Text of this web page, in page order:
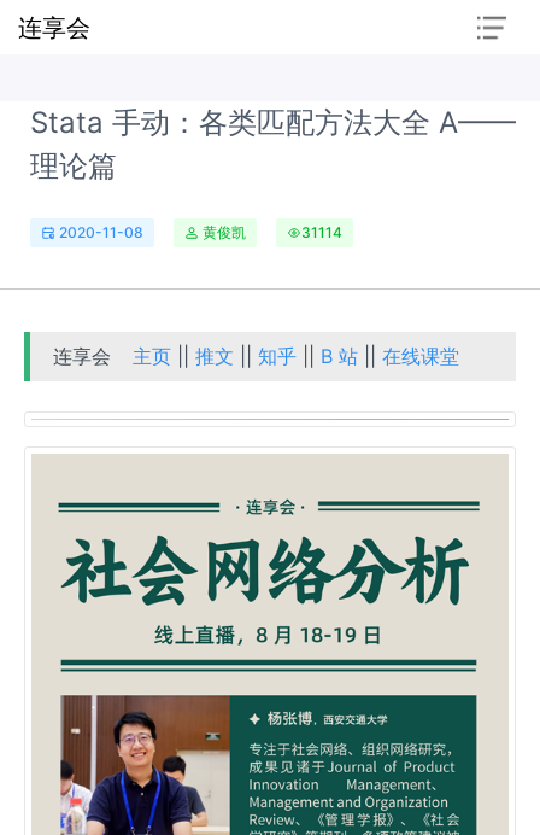
连享会
Stata 手动：各类匹配方法大全 A——
理论篇
2020-11-08 黄俊凯 31114
连享会 主页 ||推文 ||知乎 B 站 ||在线课堂